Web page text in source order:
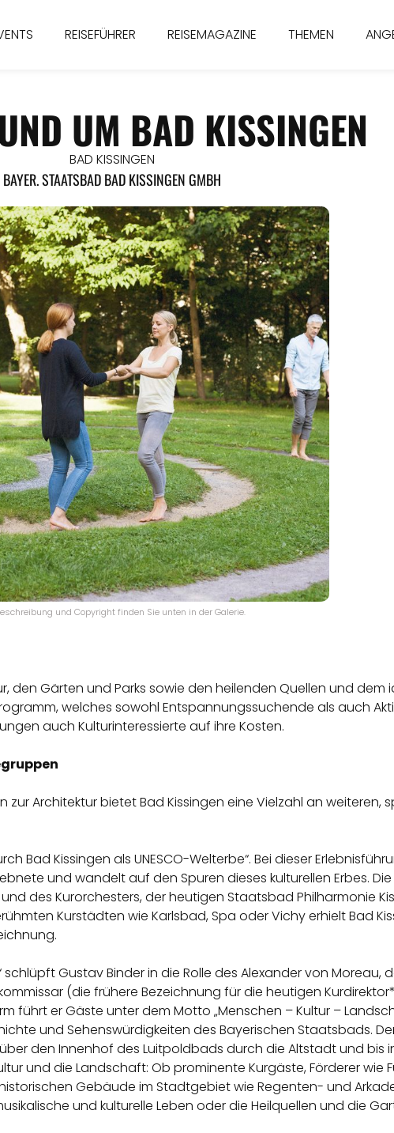
REISEFÜHRER REISEMAGAZINE THEMEN
UM BAD KISSINGEN
BAD KISSINGEN
BAYER. STAATSBAD BAD KISSINGEN GMBH
und Copyright finden Sie unten in der Galerie.
den Gärten und Parks sowie den heilenden Quellen und dem
welches sowohl Entspannungssuchende als auch
auch Kulturinteressierte auf ihre Kosten.
Architektur bietet Bad Kissingen eine Vielzahl an weiteren,
Bad Kissingen als UNESCO-Welterbe“. Bei dieser
und wandelt auf den Spuren dieses kulturellen Erbes.
des Kurorchesters, der heutigen Staatsbad Philharmonie
Kurstädten wie Karlsbad, Spa oder Vichy erhielt Bad
Gustav Binder in die Rolle des Alexander von Moreau,
(die frühere Bezeichnung für die heutigen
führt er Gäste unter dem Motto „Menschen – Kultur –
und Sehenswürdigkeiten des Bayerischen Staatsbads.
den Innenhof des Luitpoldbads durch die Altstadt und bis
und die Landschaft: Ob prominente Kurgäste, Förderer wie
Gebäude im Stadtgebiet wie Regenten- und
und kulturelle Leben oder die Heilquellen und die